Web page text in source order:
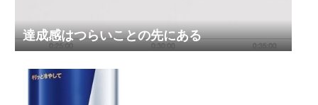
達成感はつらいことの先にある